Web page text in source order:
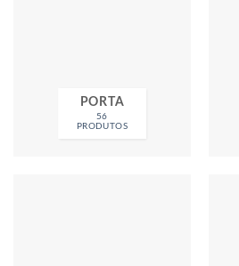
PORTA
56
PRODUTOS